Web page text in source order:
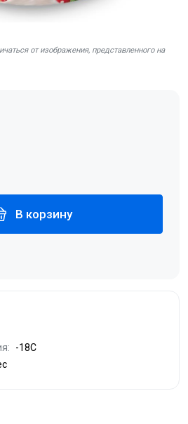
от изображения, представленного на
В корзину
-18С